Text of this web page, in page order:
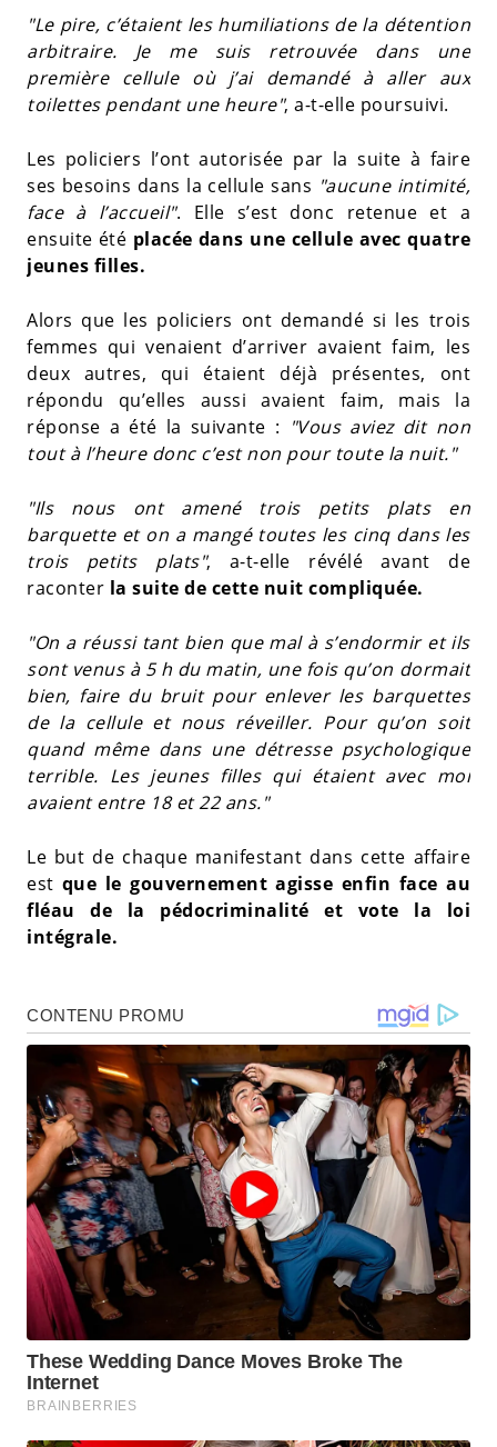
"Le pire, c’étaient les humiliations de la détention
arbitraire. Je me suis retrouvée dans une
première cellule où j’ai demandé à aller aux
toilettes pendant une heure", a-t-elle poursuivi.
Les policiers l’ont autorisée par la suite à faire
ses besoins dans la cellule sans "aucune intimité,
face à l’accueil". Elle s’est donc retenue et a
ensuite été placée dans une cellule avec quatre
jeunes filles.
Alors que les policiers ont demandé si les trois
femmes qui venaient d’arriver avaient faim, les
deux autres, qui étaient déjà présentes, ont
répondu qu’elles aussi avaient faim, mais la
réponse a été la suivante : "Vous aviez dit non
tout à l’heure donc c’est non pour toute la nuit."
"Ils nous ont amené trois petits plats en
barquette et on a mangé toutes les cinq dans les
trois petits plats", a-t-elle révélé avant de
raconter la suite de cette nuit compliquée.
"On a réussi tant bien que mal à s’endormir et ils
sont venus à 5 h du matin, une fois qu’on dormait
bien, faire du bruit pour enlever les barquettes
de la cellule et nous réveiller. Pour qu’on soit
quand même dans une détresse psychologique
terrible. Les jeunes filles qui étaient avec moi
avaient entre 18 et 22 ans."
Le but de chaque manifestant dans cette affaire
est que le gouvernement agisse enfin face au
fléau de la pédocriminalité et vote la loi
intégrale.